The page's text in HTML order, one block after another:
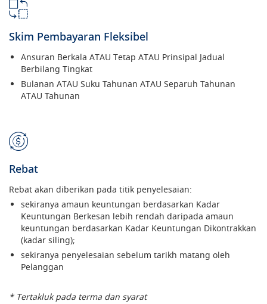
Skim Pembayaran Fleksibel
Ansuran Berkala ATAU Tetap ATAU Prinsipal Jadual
Berbilang Tingkat
Bulanan ATAU Suku Tahunan ATAU Separuh Tahunan
ATAU Tahunan
Rebat
Rebat akan diberikan pada titik penyelesaian:
sekiranya amaun keuntungan berdasarkan Kadar
Keuntungan Berkesan lebih rendah daripada amaun
keuntungan berdasarkan Kadar Keuntungan Dikontrakkan
(kadar siling);
sekiranya penyelesaian sebelum tarikh matang oleh
Pelanggan
* Tertakluk pada terma dan syarat